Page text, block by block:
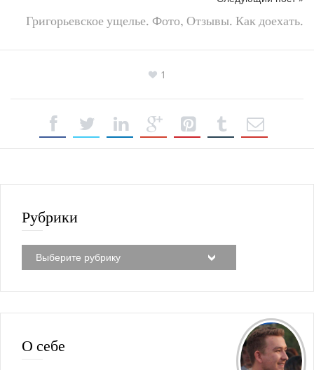
Григорьевское ущелье. Фото, Отзывы. Как доехать.
1
Рубрики
О себе